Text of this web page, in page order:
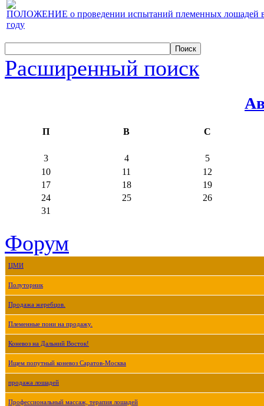
ПОЛОЖЕНИЕ о проведении испытаний племенных лошадей
году
Расширенный поиск
П В С
3 4
5
10
11
12
17
18
19
24
25
26
31
Форум
ЦМИ
Полуторник
Продажа жеребцов.
Племенные пони на продажу.
Коневоз на Дальний Восток!
Ищем попутный коневоз Саратов-Москва
продажа лошадей
Профессиональный массаж, терапия лошадей